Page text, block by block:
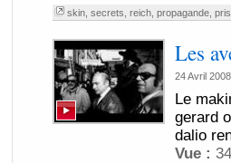
skin, secrets reich, propagande,
Les
24 Avril 2008
Le
gerard
dalio
Vue :